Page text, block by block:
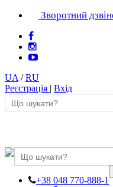
Зворотний
UA /RU
Реєстрація | Вхід
+38 048 770-888-1